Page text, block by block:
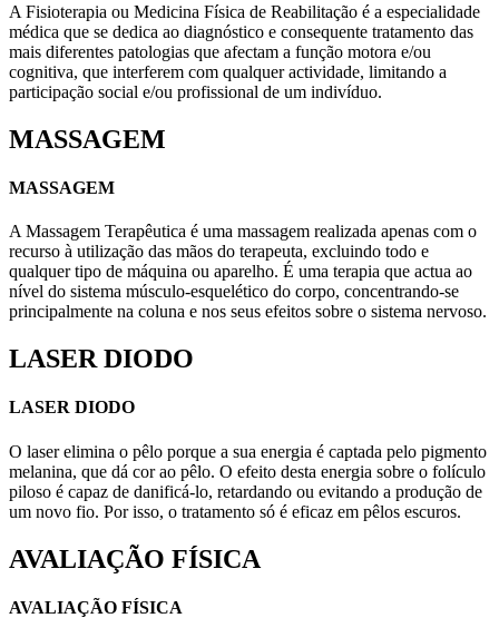
A Fisioterapia ou Medicina Física de Reabilitação é a especialidade
médica que se dedica ao diagnóstico e consequente tratamento das
mais diferentes patologias que afectam a função motora e/ou
cognitiva, que interferem com qualquer actividade, limitando a
participação social e/ou profissional de um indivíduo.
MASSAGEM
MASSAGEM
A Massagem Terapêutica é uma massagem realizada apenas com o
recurso à utilização das mãos do terapeuta, excluindo todo e
qualquer tipo de máquina ou aparelho. É uma terapia que actua ao
nível do sistema músculo-esquelético do corpo, concentrando-se
principalmente na coluna e nos seus efeitos sobre o sistema nervoso.
LASER DIODO
LASER DIODO
O laser elimina o pêlo porque a sua energia é captada pelo pigmento
melanina, que dá cor ao pêlo. O efeito desta energia sobre o folículo
piloso é capaz de danificá-lo, retardando ou evitando a produção de
um novo fio. Por isso, o tratamento só é eficaz em pêlos escuros.
AVALIAÇÃO FÍSICA
AVALIAÇÃO FÍSICA